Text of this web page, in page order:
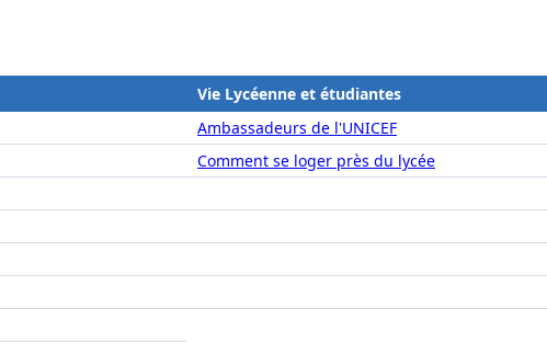
Vie Lycéenne et étudiantes
Ambassadeurs de l'UNICEF
Comment se loger près du lycée